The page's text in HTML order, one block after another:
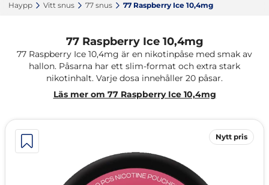
Haypp‎ Vitt snus‎ 77 snus‎ 77 Raspberry Ice 10,4mg‎
Nytt pris
77 Raspberry Ice 10,4mg
77 Raspberry Ice 10,4mg är en nikotinpåse med smak av
hallon. Påsarna har ett slim-format och extra stark
nikotinhalt. Varje dosa innehåller 20 påsar.
Läs mer om 77 Raspberry Ice 10,4mg